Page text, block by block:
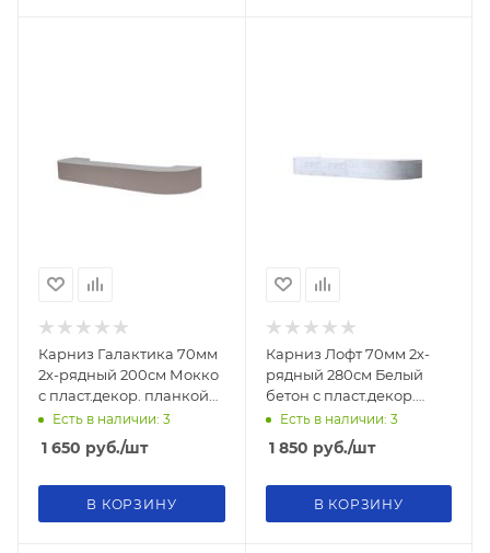
Карниз Галактика 70мм
2х-рядный 200см Мокко
с пласт.декор. планкой
УЛЬТРАКОМПАКТ
Есть в наличии: 3
1 650 руб./шт
В КОРЗИНУ
Карниз Лофт 70мм 2х-
рядный 280см Белый
бетон с пласт.декор.
планкой
УЛЬТРАКОМПАКТ
Есть в наличии: 3
1 850 руб./шт
В КОРЗИНУ